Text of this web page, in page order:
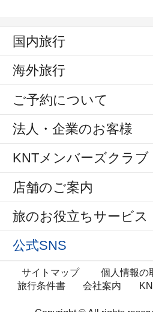
国内旅行
海外旅行
ご予約について
法人・企業のお客様
KNTメンバーズクラブ
店舗のご案内
旅のお役立ちサービス
公式SNS
サイトマップ 個人情報の
旅行条件書
会社案内